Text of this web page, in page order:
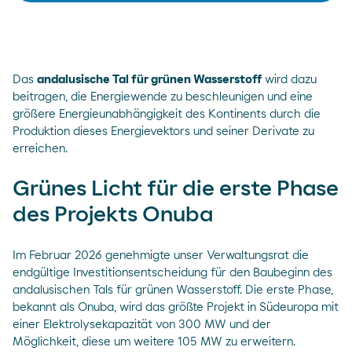
Das andalusische Tal für grünen Wasserstoffwird dazu
beitragen, die Energiewende zu beschleunigen und eine
größere Energieunabhängigkeit des Kontinents durch die
Produktion dieses Energievektors und seiner Derivate zu
erreichen.
Grünes Licht für die erste Phase
des Projekts Onuba
Im Februar 2026 genehmigte unser Verwaltungsrat die
endgültige Investitionsentscheidung für den Baubeginn des
andalusischen Tals für grünen Wasserstoff. Die erste Phase,
bekannt als Onuba, wird das größte Projekt in Südeuropa mit
einer Elektrolysekapazität von 300 MW und der
Möglichkeit, diese um weitere 105 MW zu erweitern.